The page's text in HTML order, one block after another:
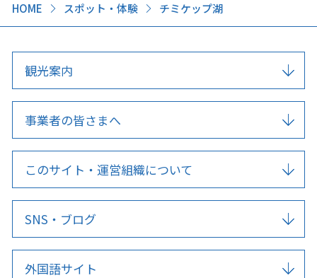
HOME スポット・体験 チミケップ湖
観光案内
事業者の皆さまへ
このサイト・運営組織について
SNS・ブログ
外国語サイト